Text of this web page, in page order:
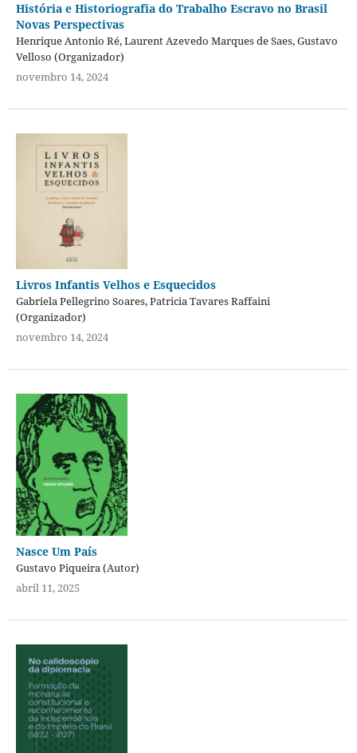
História e Historiografia do Trabalho Escravo no Brasil
Novas Perspectivas
Henrique Antonio Ré, Laurent Azevedo Marques de Saes, Gustavo
Velloso (Organizador)
novembro 14, 2024
Livros Infantis Velhos e Esquecidos
Gabriela Pellegrino Soares, Patricia Tavares Raffaini
(Organizador)
novembro 14, 2024
Nasce Um País
Gustavo Piqueira (Autor)
abril 11, 2025